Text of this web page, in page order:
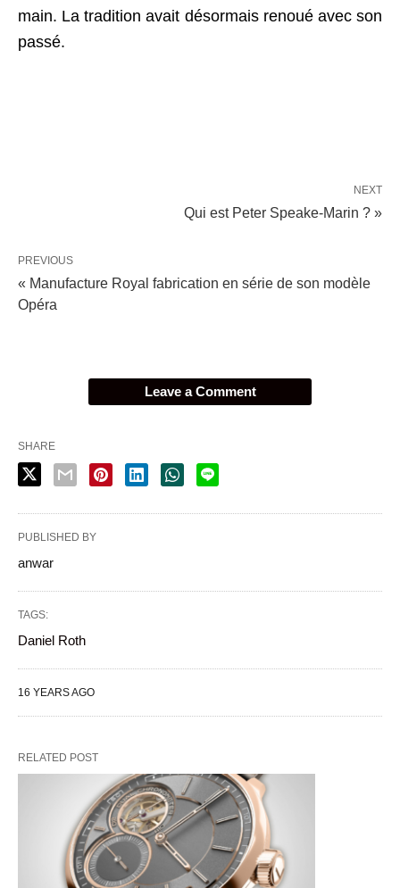
main. La tradition avait désormais renoué avec son
passé.
NEXT
Qui est Peter Speake-Marin ? »
PREVIOUS
« Manufacture Royal fabrication en série de son modèle
Opéra
Leave a Comment
SHARE
PUBLISHED BY
anwar
TAGS:
Daniel Roth
16 YEARS AGO
RELATED POST